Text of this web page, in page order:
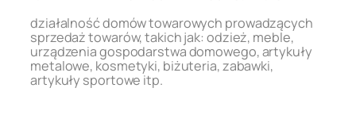
działalność domów towarowych prowadzących
sprzedaż towarów, takich jak: odzież, meble,
urządzenia gospodarstwa domowego, artykuły
metalowe, kosmetyki, biżuteria, zabawki,
artykuły sportowe itp.